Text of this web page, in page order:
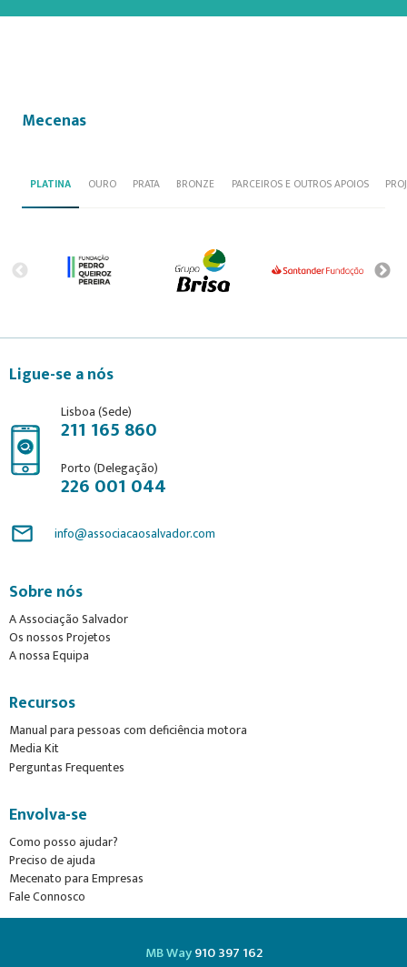
Mecenas
PLATINA OURO PRATA BRONZE PARCEIROS E OUTROS APOIOS
Ligue-se a nós
Lisboa (Sede)
211 165 860
Porto (Delegação)
226 001 044
mail_outline info@associacaosalvador.com
Sobre nós
A Associação Salvador
Os nossos Projetos
A nossa Equipa
Recursos
Manual para pessoas com deficiência motora
Media Kit
Perguntas Frequentes
Envolva-se
Como posso ajudar?
Preciso de ajuda
Mecenato para Empresas
Fale Connosco
MB Way910 397 162